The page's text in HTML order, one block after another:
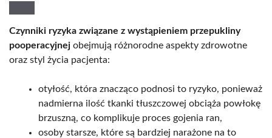
Czynniki ryzyka związane z wystąpieniem przepukliny
pooperacyjnej obejmują różnorodne aspekty zdrowotne
oraz styl życia pacjenta:
otyłość, która znacząco podnosi to ryzyko, ponieważ
nadmierna ilość tkanki tłuszczowej obciąża powłokę
brzuszną, co komplikuje proces gojenia ran,
osoby starsze, które są bardziej narażone na to